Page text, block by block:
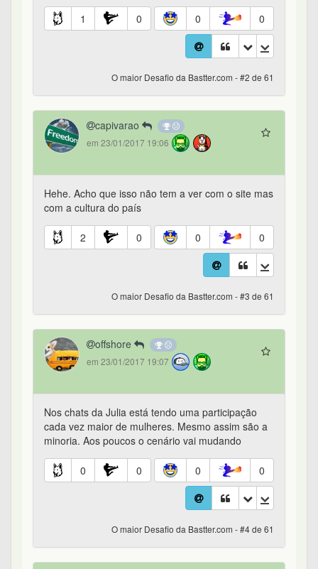
1 0 0 0
O maior Desafio da Bastter.com - #2 de 61
capivarao
em 23/01/2017 19:06
Hehe. Acho que isso não tem a ver com o site mas
com a cultura do país
2 0 0 0
O maior Desafio da Bastter.com - #3 de 61
offshore
em 23/01/2017 19:07
Nos chats da Julia está tendo uma participação
cada vez maior de mulheres. Mesmo assim são a
minoria. Aos poucos o cenário vai mudando
0 0 0 0
O maior Desafio da Bastter.com - #4 de 61